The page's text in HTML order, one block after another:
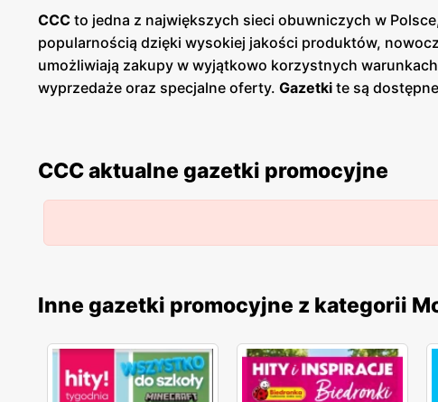
CCC to jedna z największych sieci obuwniczych w
popularnością dzięki wysokiej jakości produktów,
umożliwiają zakupy w wyjątkowo korzystnych
wyprzedaże oraz specjalne oferty. Gazetki te są
i planować zakupy. Publikacje te pojawiają
produktowym,CCCdostarcza produkty, które spełniają
terenie całej Polski, co ułatwia dostęp do szerokiej
odpowiednich produktów, oferując fachowe doradztwo i
CCC aktualne gazetki promocyjne
Inne gazetki promocyjne z kategorii